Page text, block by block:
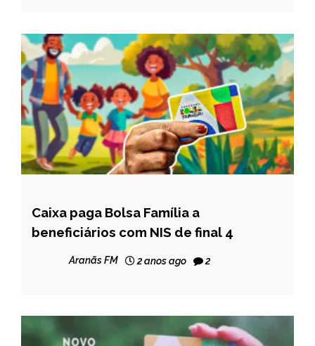
BRASIL
NOTÍCIAS
Caixa paga Bolsa Família a
beneficiários com NIS de final 4
Aranãs FM 2 anos ago 2